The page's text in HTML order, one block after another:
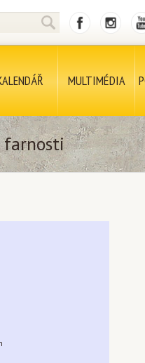
MULTIMÉDIA
farnosti